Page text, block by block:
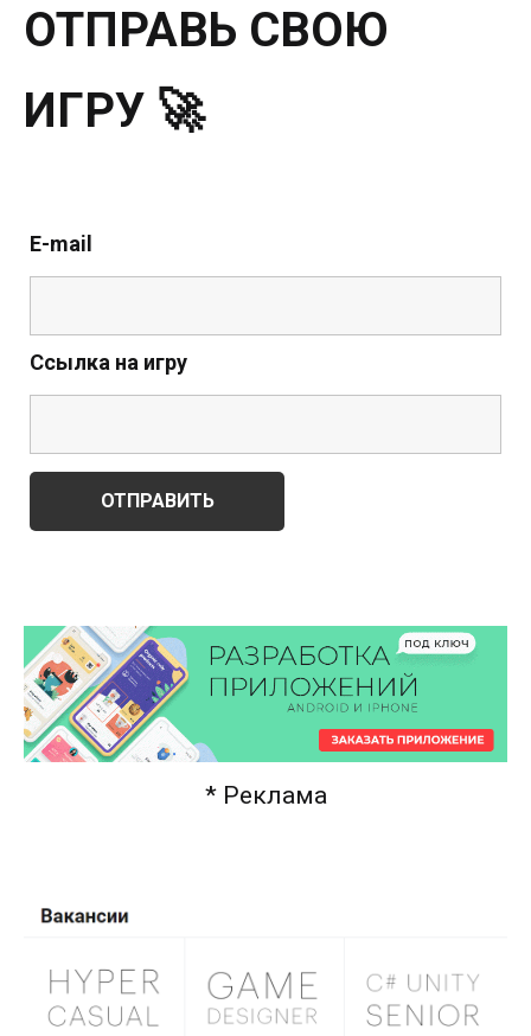
ОТПРАВЬ СВОЮ
ИГРУ 🚀
E-mail
Ссылка на игру
* Реклама